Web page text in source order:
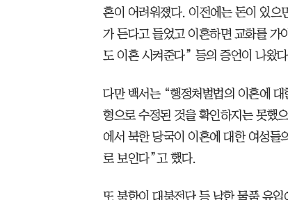
혼이 어려워졌다. 이전에는 돈이 있으
가 든다고 들었고 이혼하면 교화를 가
도 이혼 시켜준다” 등의 증언이 나왔
다만 백서는 “행정처벌법의 이혼에
형으로 수정된 것을 확인하지는 못했
에서 북한 당국이 이혼에 대한 여성들
로 보인다”고 했다.
또 북한이 대북전단 등 남한 물품 유